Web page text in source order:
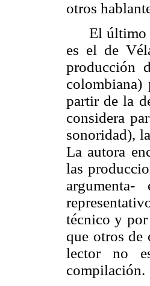
otros
El último
es el de
producción
colombiana)
partir de la
considera
sonoridad),
La autora
las
técnico y
que otros de
lector no
compilación.